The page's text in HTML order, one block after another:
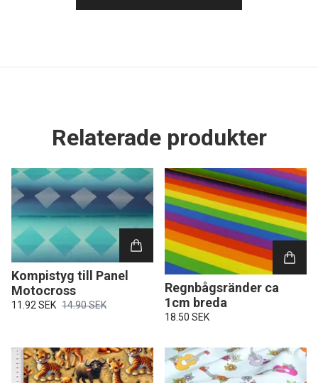
Relaterade produkter
Kompistyg till Panel
Motocross
11.92 SEK 14.90 SEK
Regnbågsränder ca
1cm breda
18.50 SEK